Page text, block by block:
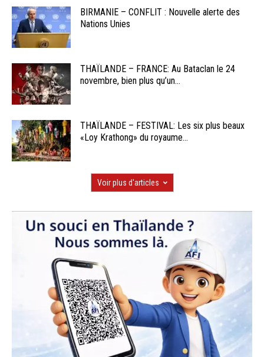
BIRMANIE – CONFLIT : Nouvelle alerte des
Nations Unies
THAÏLANDE – FRANCE: Au Bataclan le 24
novembre, bien plus qu’un...
THAÏLANDE – FESTIVAL: Les six plus beaux
«Loy Krathong» du royaume...
Voir plus d'articles